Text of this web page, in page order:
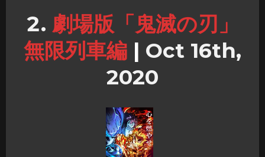
劇場版「鬼滅の刃」
無限列車編 | Oct 16th,
2020